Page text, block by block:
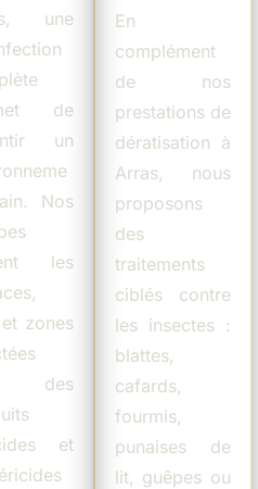
une
de
un
Nos
les
zones
des
et
En
complément
de nos
prestations de
dératisation à
Arras, nous
proposons
des
traitements
ciblés contre
les insectes :
blattes,
cafards,
fourmis,
punaises de
lit, guêpes ou